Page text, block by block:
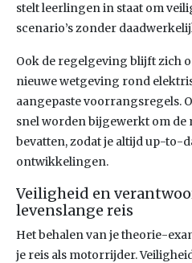
stelt leerlingen in staat om
scenario’s zonder
Ook de regelgeving blijft zich
nieuwe wetgeving rond
aangepaste voorrangsregels.
snel worden bijgewerkt om de
bevatten, zodat je altijd up-to-
ontwikkelingen.
Veiligheid en
levenslange reis
Het behalen van je theorie-
je reis als motorrijder.